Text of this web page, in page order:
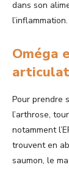
dans son
l’inflammation.
Oméga
Pour prendre
l’arthrose,
notamment
trouvent en
saumon, le